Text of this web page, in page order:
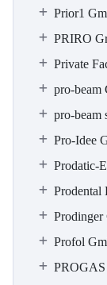
Prior1
PRIRO
Private
pro-
pro-beam
Pro-Idee
Prodatic-
Profol